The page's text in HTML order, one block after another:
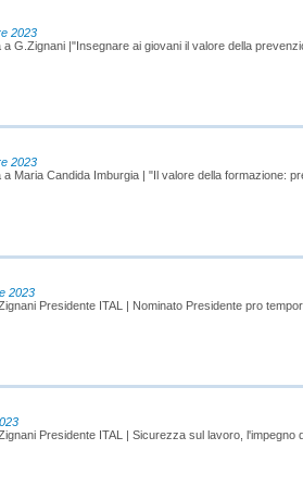
2023
a G.Zignani |"Insegnare ai giovani il valore della
2023
a Maria Candida Imburgia | "Il valore della formazione:
2023
Presidente ITAL | Nominato Presidente pro
Presidente ITAL | Sicurezza sul lavoro, l'impegno